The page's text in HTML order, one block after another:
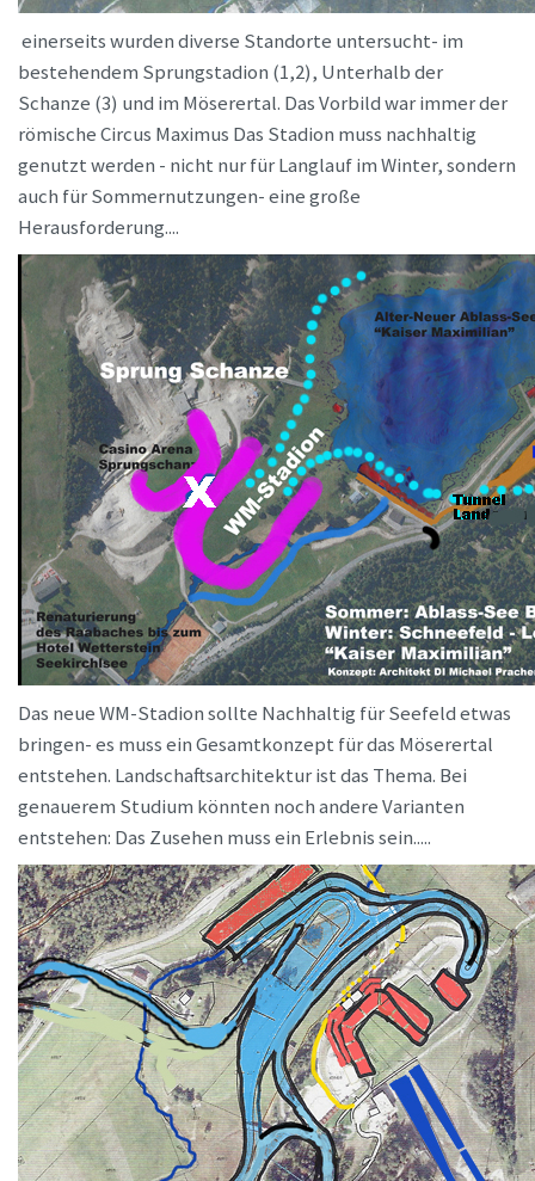
einerseits wurden diverse Standorte untersucht- im
bestehendem Sprungstadion (1,2), Unterhalb der
Schanze (3) und im Möserertal. Das Vorbild war immer der
römische Circus Maximus Das Stadion muss nachhaltig
genutzt werden - nicht nur für Langlauf im Winter, sondern
auch für Sommernutzungen- eine große
Herausforderung....
Das neue WM-Stadion sollte Nachhaltig für Seefeld etwas
bringen- es muss ein Gesamtkonzept für das Möserertal
entstehen. Landschaftsarchitektur ist das Thema. Bei
genauerem Studium könnten noch andere Varianten
entstehen: Das Zusehen muss ein Erlebnis sein.....